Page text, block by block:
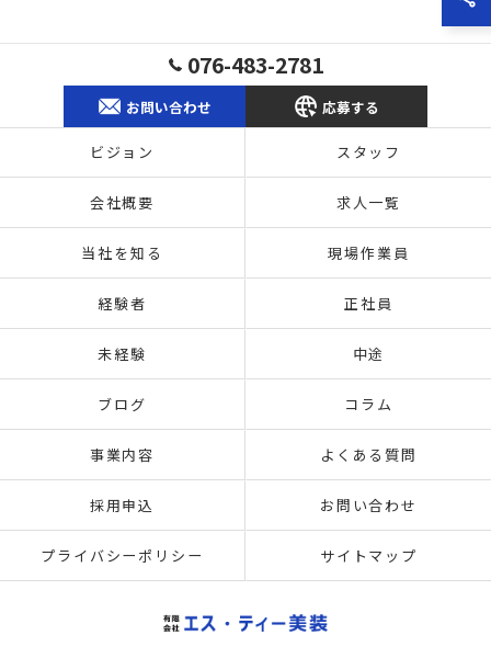
076-483-2781
お問い合わせ 応募する
ビジョン スタッフ
会社概要 求人一覧
当社を知る 現場作業員
経験者 正社員
未経験 中途
ブログ コラム
事業内容 よくある質問
採用申込 お問い合わせ
プライバシーポリシー サイトマップ